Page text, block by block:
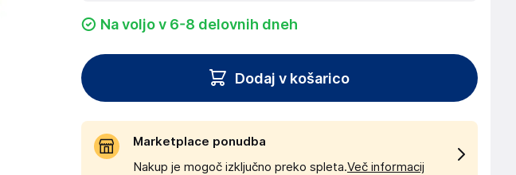
Na voljo v 6-8 delovnih dneh
Dodaj v košarico
Marketplace ponudba
Nakup je mogoč izključno preko spleta.Več informacij